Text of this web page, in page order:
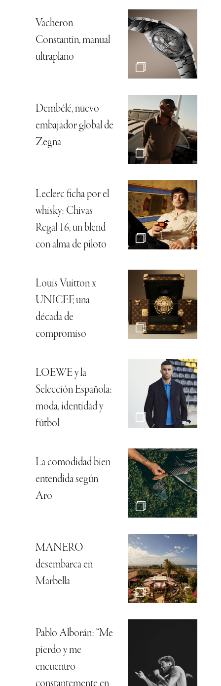
Vacheron
Constantin, manual
ultraplano
Dembélé, nuevo
embajador global de
Zegna
Leclerc ficha por el
whisky: Chivas
Regal 16, un blend
con alma de piloto
Louis Vuitton x
UNICEF, una
década de
compromiso
LOEWE y la
Selección Española:
moda, identidad y
fútbol
La comodidad bien
entendida según
Aro
MANERO
desembarca en
Marbella
Pablo Alborán: “Me
pierdo y me
encuentro